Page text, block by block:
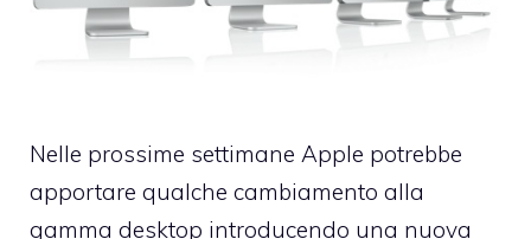
Nelle prossime settimane Apple potrebbe
apportare qualche cambiamento alla
gamma desktop introducendo una nuova